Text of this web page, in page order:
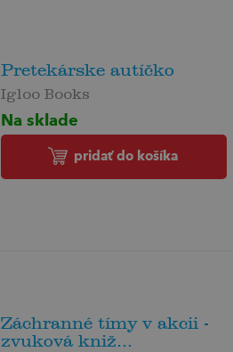
Pretekárske autíčko
Igloo Books
Na sklade
pridať do košíka
Záchranné tímy v akcii -
zvuková kniž...